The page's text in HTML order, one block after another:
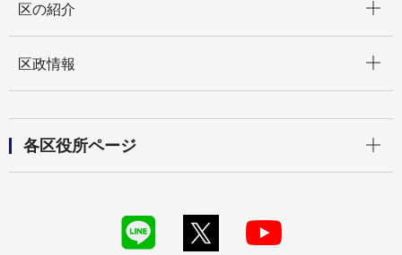
区の紹介
区政情報
各区役所ページ